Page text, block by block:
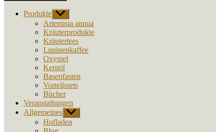
Produkte Untermenü
anzeigen
Artemisia annua
Kräuterprodukte
Kräutertees
Lupinenkaffee
Oxymel
Kernöl
Basenfasten
Vorteilssets
Bücher
Veranstaltungen
Allgemeines Untermenü
anzeigen
Hofladen